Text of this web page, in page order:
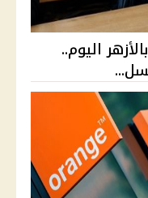
اليوم..